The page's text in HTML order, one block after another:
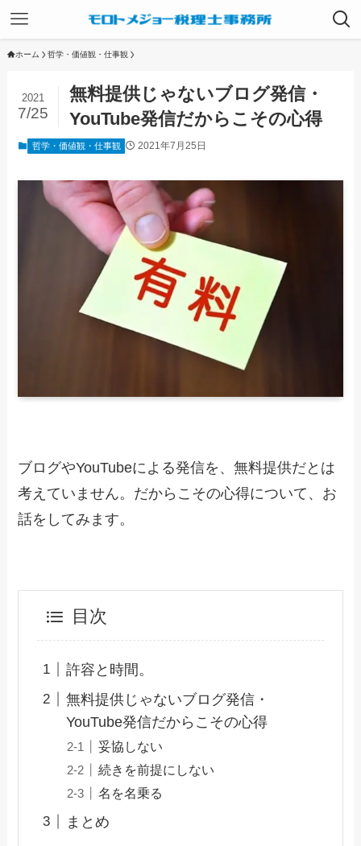
ホーム 哲学・価値観・仕事観
無料提供じゃないブログ発信・
YouTube発信だからこその心得
2021
7/25
哲学・価値観・仕事観 2021年7月25日
ブログやYouTubeによる発信を、無料提供だとは
考えていません。だからこその心得について、お
話をしてみます。
目次
許容と時間。
無料提供じゃないブログ発信・
YouTube発信だからこその心得
妥協しない
続きを前提にしない
名を名乗る
まとめ